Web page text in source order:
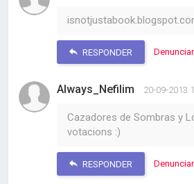
RESPONDER Denunciar
Always_Nefilim 20-09-2013
Cazadores de Sombras y
votacions :)
RESPONDER Denunciar